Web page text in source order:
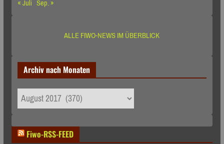
« Juli Sep. »
ALLE FIWO-NEWS IM ÜBERBLICK
Archiv nach Monaten
Archiv
nach
Fiwo-RSS-FEED